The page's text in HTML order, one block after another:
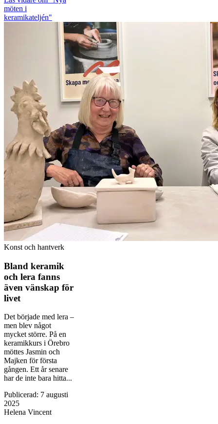
möten i
keramikateljén"
Konst och hantverk
Bland keramik
och lera fanns
även vänskap för
livet
Det började med lera –
men blev något
mycket större. På en
keramikkurs i Örebro
möttes Jasmin och
Majken för första
gången. Ett år senare
har de inte bara hitta...
Publicerad: 7 augusti
2025
Helena Vincent